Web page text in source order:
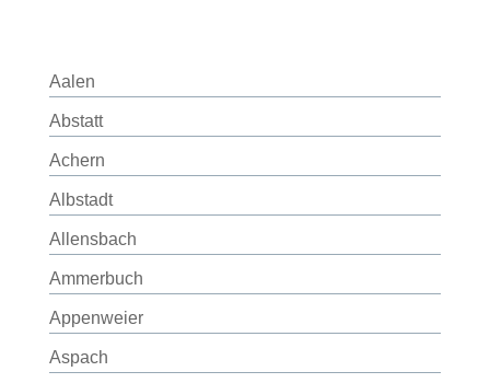
Aalen
Abstatt
Achern
Albstadt
Allensbach
Ammerbuch
Appenweier
Aspach